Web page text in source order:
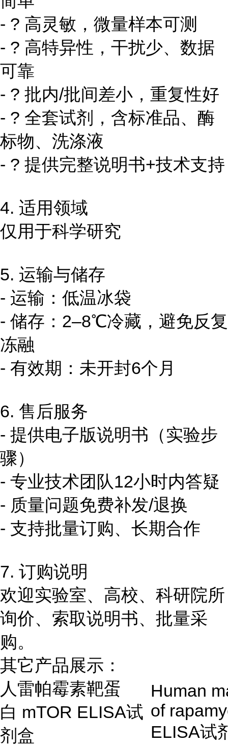
- ? 高灵敏，微量样本可测
- ? 高特异性，干扰少、数据
可靠
- ? 批内/批间差小，重复性好
- ? 全套试剂，含标准品、酶
标物、洗涤液
- ? 提供完整说明书+技术支持
4. 适用领域
仅用于科学研究
5. 运输与储存
- 运输：低温冰袋
- 储存：2–8℃冷藏，避免反复
冻融
- 有效期：未开封6个月
6. 售后服务
- 提供电子版说明书（实验步
骤）
- 专业技术团队12小时内答疑
- 质量问题免费补发/退换
- 支持批量订购、长期合作
7. 订购说明
欢迎实验室、高校、科研院所
询价、索取说明书、批量采
购。
其它产品展示：
人雷帕霉素靶蛋
白 mTOR ELISA试
剂盒
Human
of
ELISA试